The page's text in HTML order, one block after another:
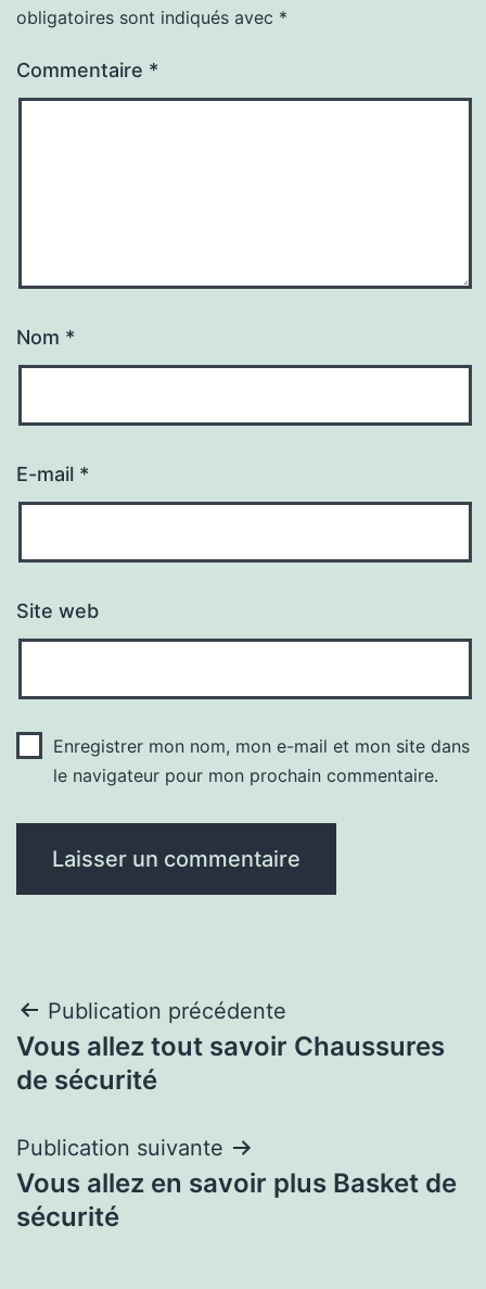
obligatoires sont indiqués avec *
Commentaire *
Nom *
E-mail *
Site web
Enregistrer mon nom, mon e-mail et mon site dans
le navigateur pour mon prochain commentaire.
Navigation
de
Publication précédente
Vous allez tout savoir Chaussures
de sécurité
Publication suivante
Vous allez en savoir plus Basket de
sécurité